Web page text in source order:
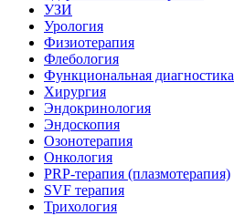
УЗИ
Урология
Физиотерапия
Флебология
Функциональная диагностика
Хирургия
Эндокринология
Эндоскопия
Озонотерапия
Онкология
PRP-терапия (плазмотерапия)
SVF терапия
Трихология